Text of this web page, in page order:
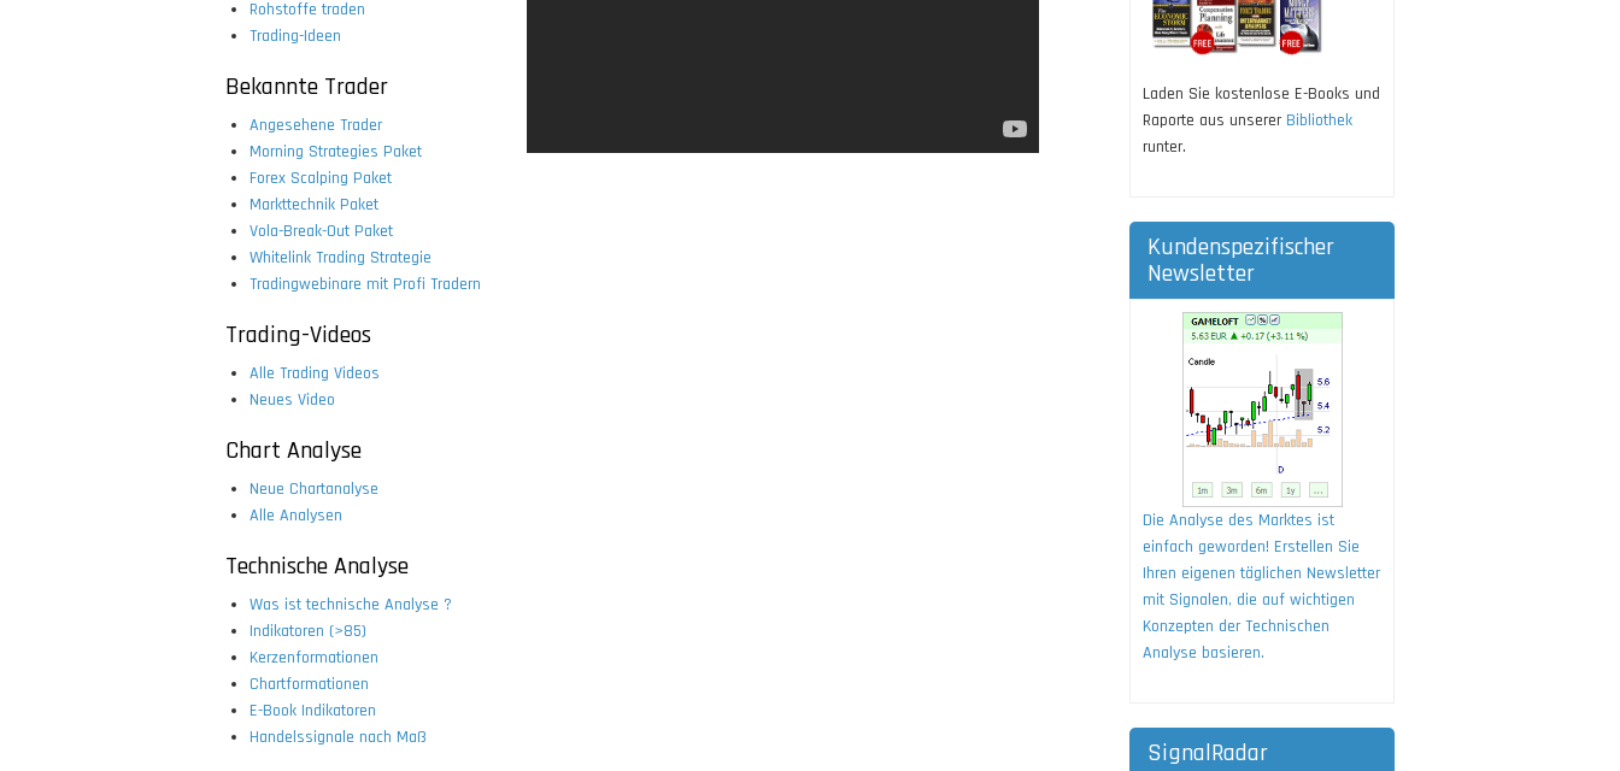
Rohstoffe traden
Trading-Ideen
Bekannte Trader
Angesehene Trader
Morning Strategies Paket
Forex Scalping Paket
Markttechnik Paket
Vola-Break-Out Paket
Whitelink Trading Strategie
Tradingwebinare mit Profi Tradern
Trading-Videos
Alle Trading Videos
Neues Video
Chart Analyse
Neue Chartanalyse
Alle Analysen
Technische Analyse
Was ist technische Analyse ?
Indikatoren (>85)
Kerzenformationen
Chartformationen
E-Book Indikatoren
Handelssignale nach Maß
Laden Sie kostenlose E-Books und
Raporte aus unserer Bibliothek
runter.
Kundenspezifischer
Newsletter
Die Analyse des Marktes ist
einfach geworden! Erstellen Sie
Ihren eigenen täglichen Newsletter
mit Signalen, die auf wichtigen
Konzepten der Technischen
Analyse basieren.
SignalRadar